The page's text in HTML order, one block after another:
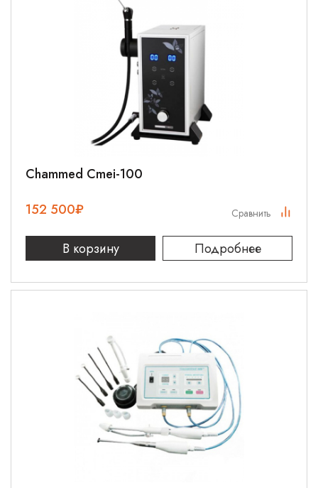
Chammed Cmei-100
152 500₽
В корзину Подробнее
Сравнить